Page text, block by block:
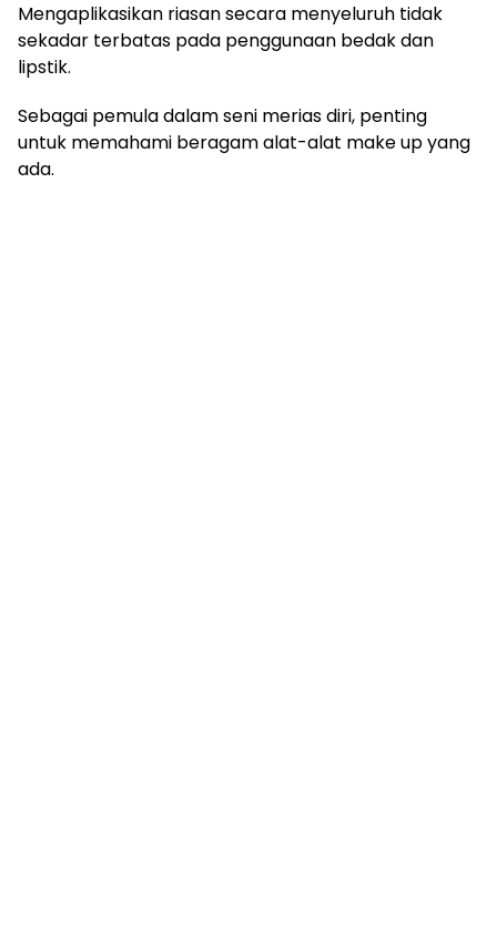
Mengaplikasikan riasan secara menyeluruh tidak
sekadar terbatas pada penggunaan bedak dan
lipstik.
Sebagai pemula dalam seni merias diri, penting
untuk memahami beragam alat-alat make up yang
ada.